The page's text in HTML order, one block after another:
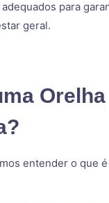
para
geral.
Orelha
entender o que